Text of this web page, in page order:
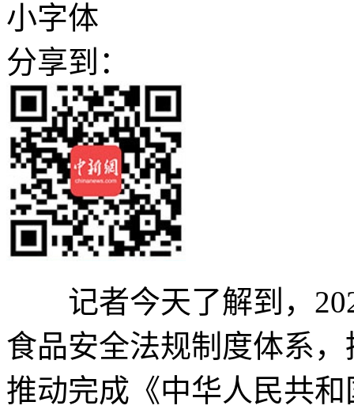
小字体
分享到：
记者今天了解到，
食品安全法规制度体系
推动完成《中华人民共